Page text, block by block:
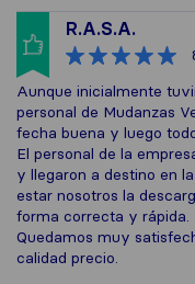
R.A.S.A.
Aunque inicialmente
personal de Mudanzas
fecha buena y luego
El personal de la
y llegaron a destino en
estar nosotros la
forma correcta y rápida.
Quedamos muy
calidad precio.